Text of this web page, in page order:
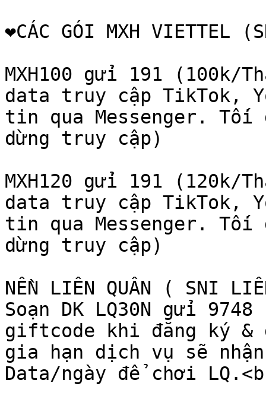
❤️CÁC GÓI MXH VIETTEL
MXH100 gửi 191 (100k/
data truy cập TikTok,
tin qua Messenger. Tối
dừng truy cập)
MXH120 gửi 191 (120k/
data truy cập TikTok,
tin qua Messenger. Tối
dừng truy cập)
NỀN LIÊN QUÂN ( SNI
Soạn DK LQ30N gửi
giftcode khi đăng ký &
gia hạn dịch vụ sẽ nhận